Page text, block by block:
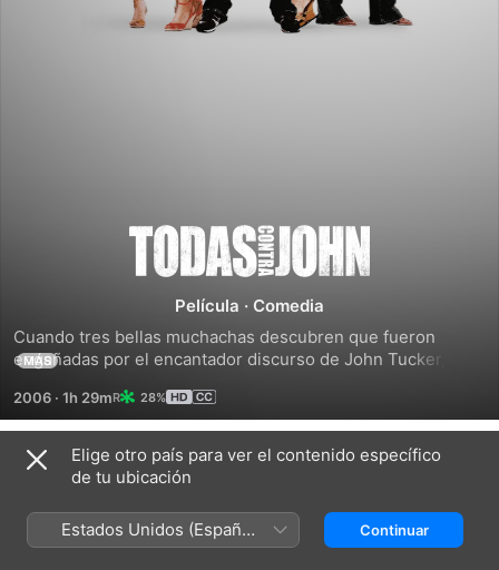
Todas
contra
john
Película · Comedia
Cuando tres bellas muchachas descubren que fueron
engañadas por el encantador discurso de John Tucker,
una merecida lección. De ahora en más Tucker deberá
cambiar su comportamiento o el irresistible seductor de la
clase terminará convirtiéndose en el hazme-reír de toda la
universidad.
MÁS
2006 · 1h 29m 28%
Títulos relacionados
Body
pesadas
Mortal
Elige otro país para ver el contenido específico
de tu ubicación
Estados Unidos (Español
México)
Continuar